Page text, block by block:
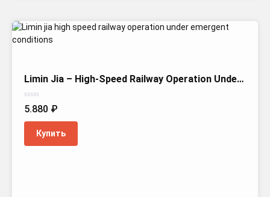
Limin Jia – High-Speed Railway Operation Under Emergent Conditions
Оценка
0
5.880 ₽
Купить